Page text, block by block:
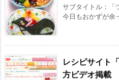
サブタイトル：「
今日もおかずが
レシピサイト
方ビデオ掲載